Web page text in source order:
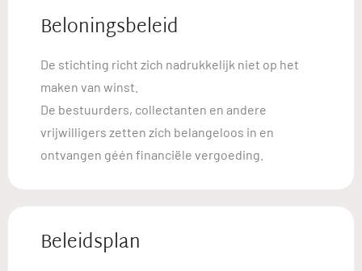
Beloningsbeleid
De stichting richt zich nadrukkelijk niet op het
maken van winst.
De bestuurders, collectanten en andere
vrijwilligers zetten zich belangeloos in en
ontvangen géén financiële vergoeding.
Beleidsplan